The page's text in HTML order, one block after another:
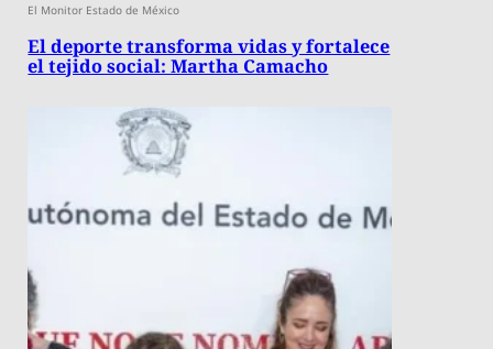
El Monitor Estado de México
El deporte transforma vidas y fortalece
el tejido social: Martha Camacho